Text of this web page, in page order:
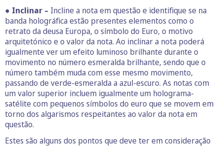
● Inclinar – Incline a nota em questão e identifique se na
banda holográfica estão presentes elementos como o
retrato da deusa Europa, o símbolo do Euro, o motivo
arquitetónico e o valor da nota. Ao inclinar a nota poderá
igualmente ver um efeito luminoso brilhante durante o
movimento no número esmeralda brilhante, sendo que o
número também muda com esse mesmo movimento,
passando de verde-esmeralda a azul-escuro. As notas com
um valor superior incluem igualmente um holograma-
satélite com pequenos símbolos do euro que se movem em
torno dos algarismos respeitantes ao valor da nota em
questão.
Estes são alguns dos pontos que deve ter em consideração